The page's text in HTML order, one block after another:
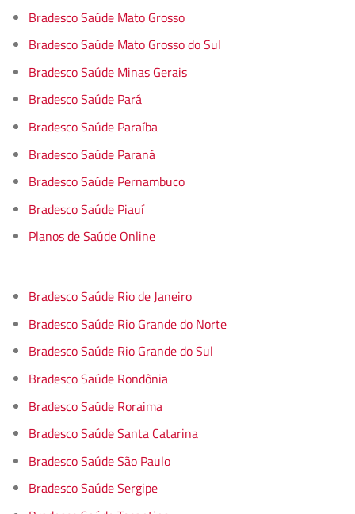
Bradesco Saúde Mato Grosso
Bradesco Saúde Mato Grosso do Sul
Bradesco Saúde Minas Gerais
Bradesco Saúde Pará
Bradesco Saúde Paraíba
Bradesco Saúde Paraná
Bradesco Saúde Pernambuco
Bradesco Saúde Piauí
Planos de Saúde Online
Bradesco Saúde Rio de Janeiro
Bradesco Saúde Rio Grande do Norte
Bradesco Saúde Rio Grande do Sul
Bradesco Saúde Rondônia
Bradesco Saúde Roraima
Bradesco Saúde Santa Catarina
Bradesco Saúde São Paulo
Bradesco Saúde Sergipe